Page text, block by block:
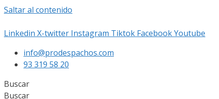
Saltar al contenido
Linkedin X-twitter Instagram Tiktok FacebookYoutube
info@prodespachos.com
93 319 58 20
Buscar
Buscar